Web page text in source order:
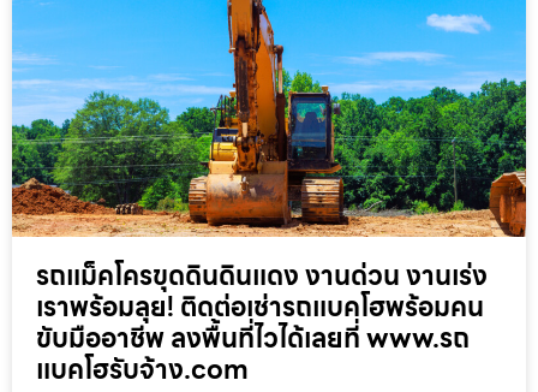
รถแม็คโครขุดดินดินแดง งานด่วน งานเร่ง
เราพร้อมลุย! ติดต่อเช่ารถแบคโฮพร้อมคน
ขับมืออาชีพ ลงพื้นที่ไวได้เลยที่ www.รถ
แบคโฮรับจ้าง.com